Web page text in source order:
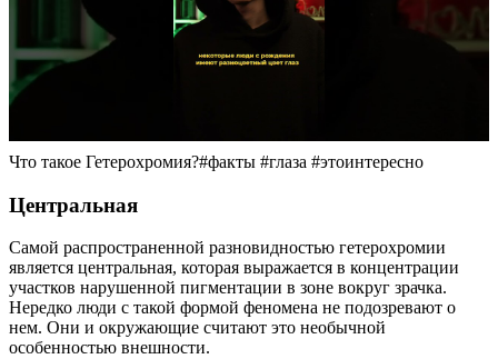
Что такое Гетерохромия?#факты #глаза #этоинтересно
Центральная
Самой распространенной разновидностью гетерохромии
является центральная, которая выражается в концентрации
участков нарушенной пигментации в зоне вокруг зрачка.
Нередко люди с такой формой феномена не подозревают о
нем. Они и окружающие считают это необычной
особенностью внешности.